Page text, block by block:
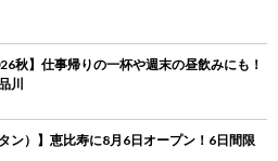
秋】仕事帰りの一杯や週末の昼飲みにも！
川
ン）】恵比寿に8月6日オープン！6日間限